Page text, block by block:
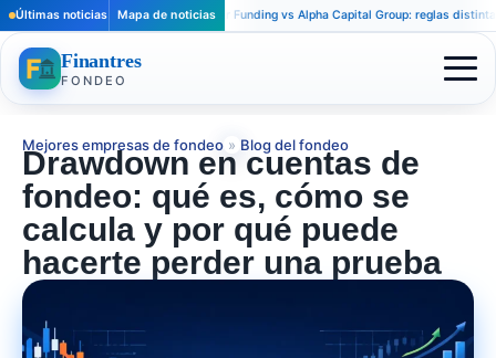
Últimas noticias Mapa de noticias
Apex Trader Funding vs Alpha Capital Group: reglas distintas para
Finantres
FONDEO
Mejores empresas de fondeo » Blog del fondeo
Drawdown en cuentas de
fondeo: qué es, cómo se
calcula y por qué puede
hacerte perder una prueba